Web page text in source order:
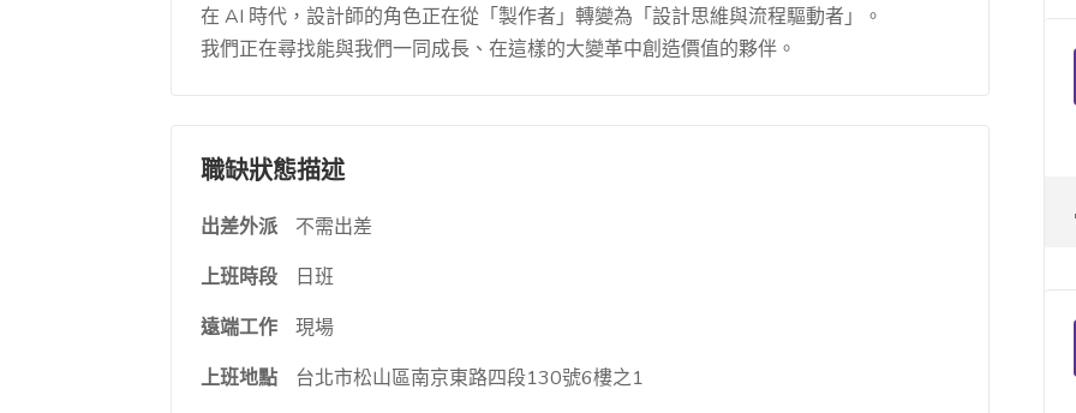
在 AI 時代，設計師的角色正在從「製作者」轉變為「設計思維與流程驅動者」。
我們正在尋找能與我們一同成長、在這樣的大變革中創造價值的夥伴。
職缺狀態描述
出差外派
不需出差
上班時段
日班
遠端工作
現場
上班地點
台北市松山區南京東路四段130號6樓之1